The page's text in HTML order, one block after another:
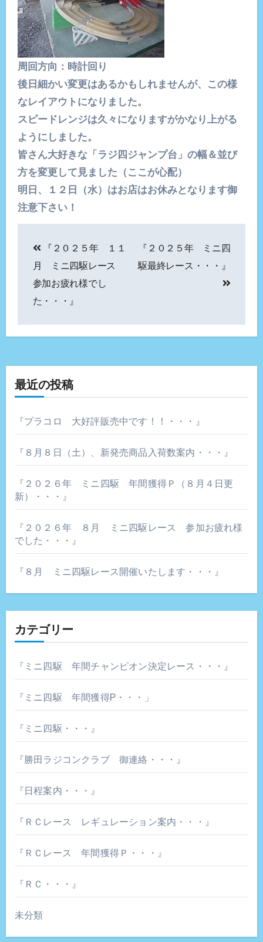
周回方向：時計回り
後日細かい変更はあるかもしれませんが、この様
なレイアウトになりました。
スピードレンジは久々になりますがかなり上がる
ようにしました。
皆さん大好きな「ラジ四ジャンプ台」の幅＆並び
方を変更して見ました（ここが心配）
明日、１２日（水）はお店はお休みとなります御
注意下さい！
稿
ナ
ビ
ゲ
シ
ョ
ン
『２０２５年 １１
月 ミニ四駆レース
参加お疲れ様でし
た・・・』
『２０２５年 ミニ四
駆最終レース・・・』
最近の投稿
『プラコロ 大好評販売中です！！・・・』
『８月８日（土）、新発売商品入荷数案内・・・』
『２０２６年 ミニ四駆 年間獲得Ｐ（８月４日更
新）・・・』
『２０２６年 ８月 ミニ四駆レース 参加お疲れ様
でした・・・』
『８月 ミニ四駆レース開催いたします・・・』
カテゴリー
『ミニ四駆 年間チャンピオン決定レース・・・』
『ミニ四駆 年間獲得P・・・」
『ミニ四駆・・・』
『勝田ラジコンクラブ 御連絡・・・』
『日程案内・・・』
『ＲＣレース レギュレーション案内・・・』
『ＲＣレース 年間獲得Ｐ・・・』
『ＲＣ・・・』
未分類